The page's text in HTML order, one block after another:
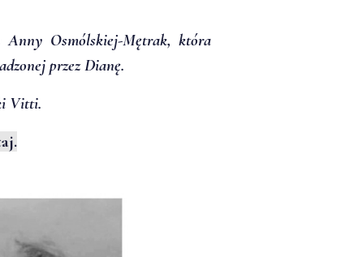
Osmólskiej-Mętrak, która
przez Dianę.
Vitti.